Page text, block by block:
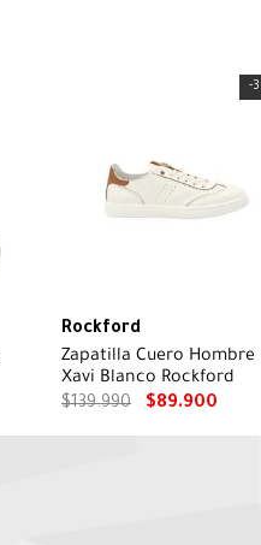
-
Rockford
Zapatilla Cuero Hombre
Xavi Blanco Rockford
$139.990 $89.900